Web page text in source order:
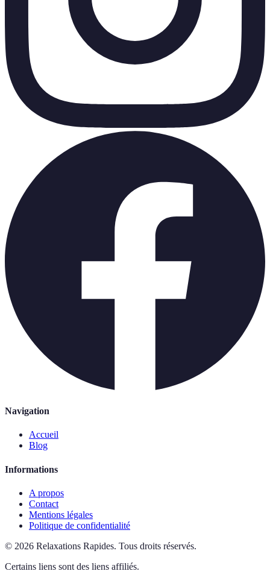
Navigation
Accueil
Blog
Informations
A propos
Contact
Mentions légales
Politique de confidentialité
© 2026 Relaxations Rapides. Tous droits réservés.
Certains liens sont des liens affiliés.